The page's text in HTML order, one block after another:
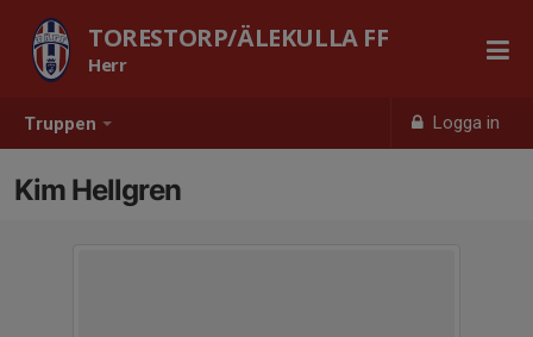
Truppen Logga in
TORESTORP/ÄLEKULLA FF
Herr
Kim Hellgren